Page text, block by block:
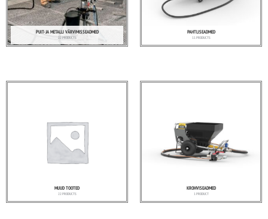
PUIT- JA METALLI VÄRVIMISSEADMED
22 PRODUCTS
PAHTLISEADMED
11 PRODUCTS
MUUD TOOTED
22 PRODUCTS
KROHVISEADMED
1 PRODUCT